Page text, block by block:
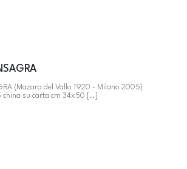
(Mazara del Vallo 1920 - Milano 2005)
china su carta cm 34x50 [..]